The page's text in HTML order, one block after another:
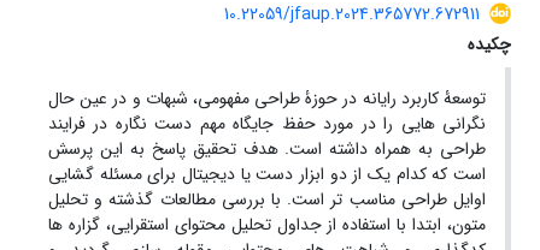
10.22059/jfaup.2024.365772.672911
چکیده
توسعۀ کاربرد رایانه در حوزۀ طراحی مفهومی، شبهات و در عین حال
نگرانی هایی را در مورد حفظ جایگاه مهم دست نگاره در فرایند
طراحی به همراه داشته است. هدف تحقیق پاسخ به این پرسش
است که کدام یک از دو ابزار دست یا دیجیتال برای مسئله گشایی
اوایل طراحی مناسب تر است. با بررسی مطالعات گذشته و تحلیل
متون، ابتدا با استفاده از جداول تحلیل محتوای استقرایی، گزاره ها